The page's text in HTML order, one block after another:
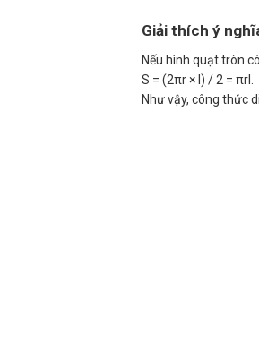
Giải thích ý
Nếu hình quạt tròn
S = (2πr × l) / 2 = πrl.
Như vậy, công thức